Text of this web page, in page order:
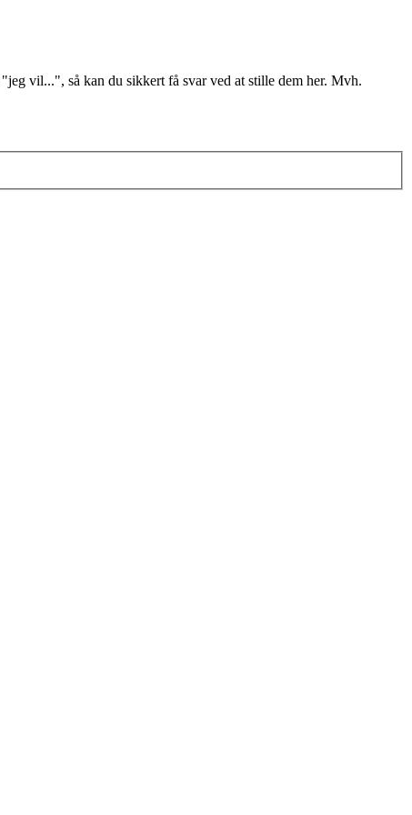
vil...", så kan du sikkert få svar ved at stille dem her. Mvh.